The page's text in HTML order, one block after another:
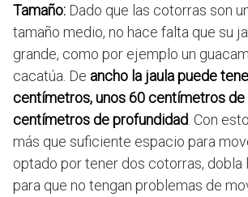
Tamaño: Dado que las cotorras son
tamaño medio, no hace falta que su
grande, como por ejemplo un
cacatúa. De ancho la jaula puede
centímetros, unos 60 centímetros de
centímetros de profundidad . Con
más que suficiente espacio para
optado por tener dos cotorras, dobla
para que no tengan problemas de